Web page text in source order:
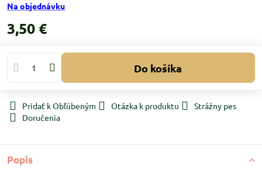
Na objednávku
3,50 €
Do košíka
Pridať k Obľúbeným Otázka k produktu
Strážny pes
Doručenia
Popis